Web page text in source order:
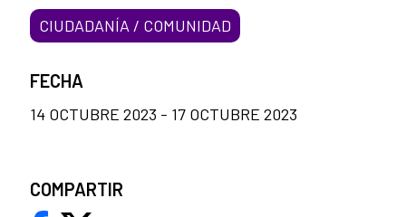
CIUDADANÍA / COMUNIDAD
FECHA
14 OCTUBRE 2023 - 17 OCTUBRE 2023
COMPARTIR